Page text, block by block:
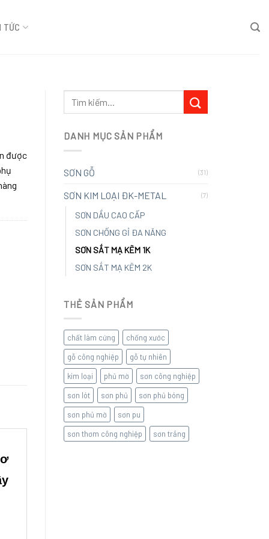
TỨC
DANH MỤC SẢN PHẨM
SƠN GỖ (31)
SƠN KIM LOẠI ĐK-METAL (7)
SƠN DẦU CAO CẤP
SƠN CHỐNG GỈ ĐA NĂNG
SƠN SẮT MẠ KẼM 1K
SƠN SẮT MẠ KẼM 2K
THẺ SẢN PHẨM
chất làm cứng
chống xước
gỗ công nghiệp
gỗ tự nhiên
kim loại
phủ mờ
sơn công nghiệp
sơn lót
sơn phủ
sơn phủ bóng
sơn phủ mờ
sơn pu
sơn thơm công nghiệp
sơn trắng
được